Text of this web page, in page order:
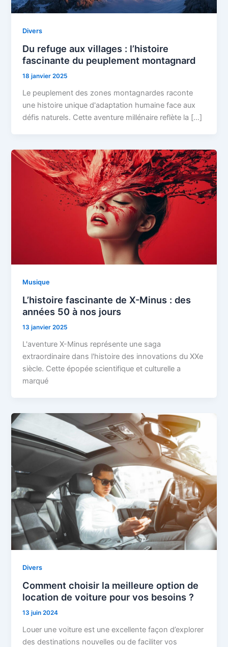
Divers
Du refuge aux villages : l’histoire
fascinante du peuplement montagnard
18 janvier 2025
Le peuplement des zones montagnardes raconte
une histoire unique d'adaptation humaine face aux
défis naturels. Cette aventure millénaire reflète la […]
Musique
L’histoire fascinante de X-Minus : des
années 50 à nos jours
13 janvier 2025
L'aventure X-Minus représente une saga
extraordinaire dans l'histoire des innovations du XXe
siècle. Cette épopée scientifique et culturelle a
marqué
Divers
Comment choisir la meilleure option de
location de voiture pour vos besoins ?
13 juin 2024
Louer une voiture est une excellente façon d’explorer
des destinations nouvelles ou de faciliter vos